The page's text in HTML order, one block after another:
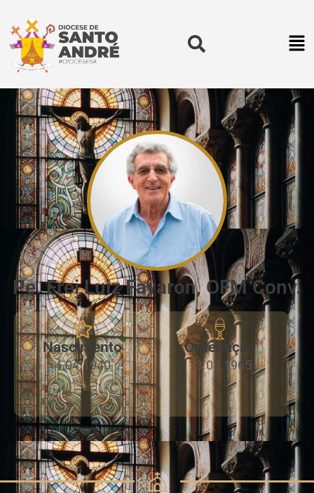
Pe. Frei Luiz Favaron, OFM Conv.
Nascimento
4.04.1940
Ordenação
13.03.1965